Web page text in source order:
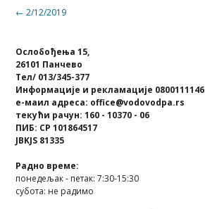
Post
← 2/12/2019
Ослобођења 15,
26101 Панчево
Тел/ 013/345-377
Информације и рекламације 0800111146
е-маил адреса: office@vodovodpa.rs
текући рачун: 160 - 10370 - 06
ПИБ: СР 101864517
JBKJS 81335
Радно време:
понедељак - петак: 7:30-15:30
субота: не радимо